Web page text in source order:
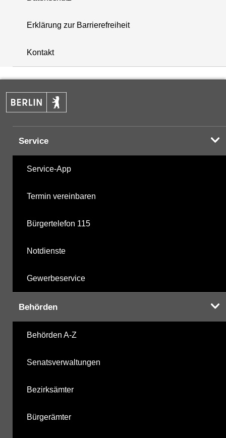
+
−
Erklärung zur Barrierefreiheit
Kontakt
Service
Service-App
Termin vereinbaren
Bürgertelefon 115
Notdienste
Gewerbeservice
Behörden
Behörden A-Z
Senatsverwaltungen
Bezirksämter
Bürgerämter